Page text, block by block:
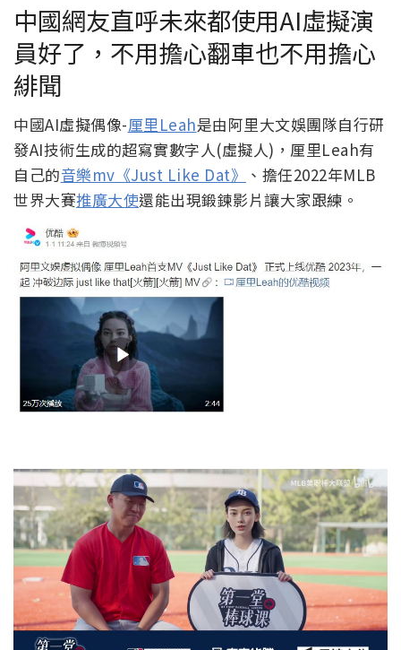
中國網友直呼未來都使用AI虛擬演
員好了，不用擔心翻車也不用擔心
緋聞
中國AI虛擬偶像-厘里Leah是由阿里大文娛團隊自行研
發AI技術生成的超寫實數字人(虛擬人)，厘里Leah有
自己的音樂mv《Just Like Dat》 、擔任2022年MLB
世界大賽推廣大使還能出現鍛鍊影片讓大家跟練。